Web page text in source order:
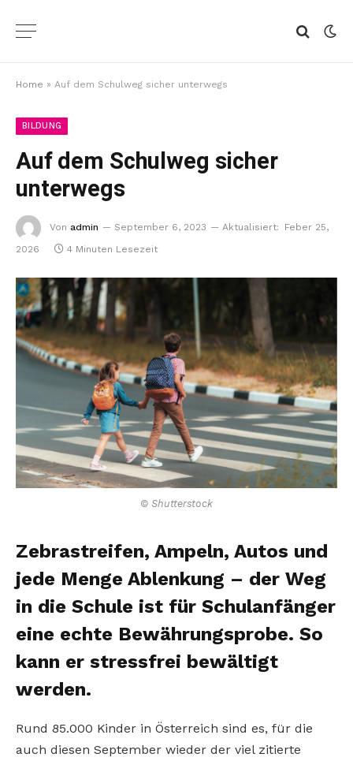
Home » Auf dem Schulweg sicher unterwegs
BILDUNG
Auf dem Schulweg sicher
unterwegs
Von admin September 6, 2023 Aktualisiert:
Feber 25,
2026
4 Minuten Lesezeit
© Shutterstock
Zebrastreifen, Ampeln, Autos und
jede Menge Ablenkung – der Weg
in die Schule ist für Schulanfänger
eine echte Bewährungsprobe. So
kann er stressfrei bewältigt
werden.
Rund 85.000 Kinder in Österreich sind es, für die
auch diesen September wieder der viel zitierte